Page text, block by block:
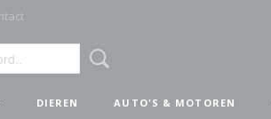
DIEREN AUTO'S & MOTOREN